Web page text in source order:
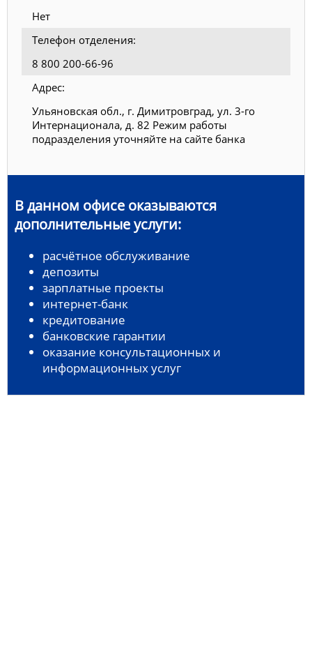
Нет
Телефон отделения:
8 800 200-66-96
Адрес:
Ульяновская обл., г. Димитровград, ул. 3-го
Интернационала, д. 82 Режим работы
подразделения уточняйте на сайте банка
В данном офисе оказываются
дополнительные услуги:
расчётное обслуживание
депозиты
зарплатные проекты
интернет-банк
кредитование
банковские гарантии
оказание консультационных и
информационных услуг